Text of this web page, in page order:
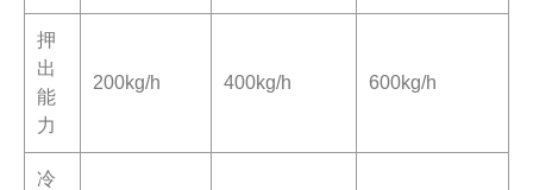
押
出
能
力
200kg/h 400kg/h 600kg/h
冷